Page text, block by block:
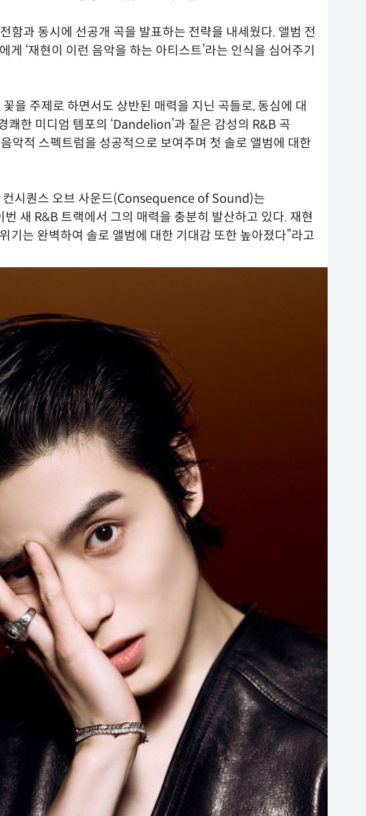
함과 동시에 선공개 곡을 발표하는 전략을 내세웠다. 앨범 전
게 ‘재현이 이런 음악을 하는 아티스트’라는 인식을 심어주기
꽃을 주제로 하면서도 상반된 매력을 지닌 곡들로, 동심에 대
쾌한 미디엄 템포의 ‘Dandelion’과 짙은 감성의 R&B 곡
음악적 스펙트럼을 성공적으로 보여주며 첫 솔로 앨범에 대한
컨시퀀스 오브 사운드(Consequence of Sound)는
번 새 R&B 트랙에서 그의 매력을 충분히 발산하고 있다. 재현
기는 완벽하여 솔로 앨범에 대한 기대감 또한 높아졌다”라고